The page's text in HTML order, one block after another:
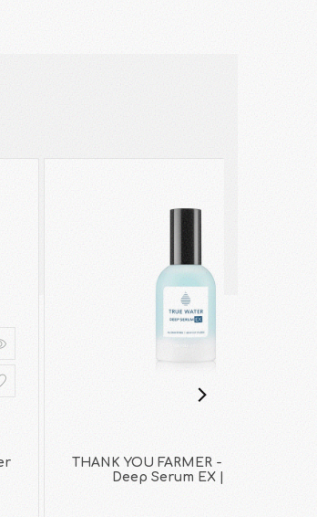
THANK YOU FARMER - True Water
Deep Serum EX | 60ml